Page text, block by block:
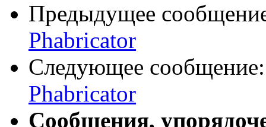
Предыдущее
Phabricator
Следующее
Phabricator
Сообщения,